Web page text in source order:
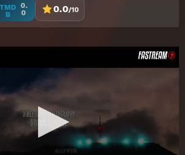
0.
0
0.0/10